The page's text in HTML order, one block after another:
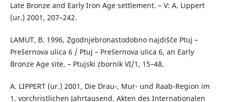
Late Bronze and Early Iron Age settlement. – V: A. Lippert
(ur.) 2001, 207–242.
LAMUT, B. 1996, Zgodnjebronastodobno najdišče Ptuj –
Prešernova ulica 6 / Ptuj – Prešernova ulica 6, an Early
Bronze Age site. – Ptujski zbornik VI/1, 15–48.
A. LIPPERT (ur.) 2001, Die Drau-, Mur- und Raab-Region im
1. vorchristlichen Jahrtausend. Akten des Internationalen